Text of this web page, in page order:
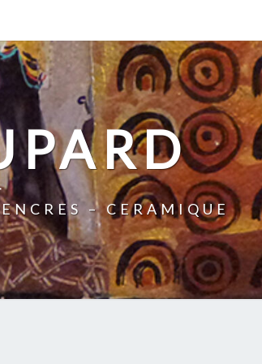
– CERAMIQUE